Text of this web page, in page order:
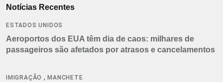
Notícias Recentes
ESTADOS UNIDOS
Aeroportos dos EUA têm dia de caos: milhares de
passageiros são afetados por atrasos e cancelamentos
IMIGRAÇÃO ,MANCHETE